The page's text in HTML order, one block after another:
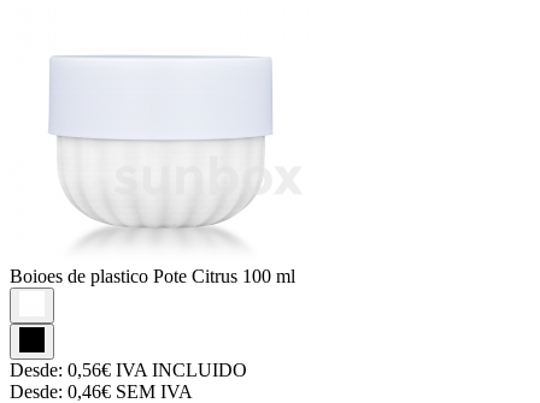
Boioes de plastico Pote Citrus 100 ml
Desde: 0,56€ IVA INCLUIDO
Desde: 0,46€ SEM IVA